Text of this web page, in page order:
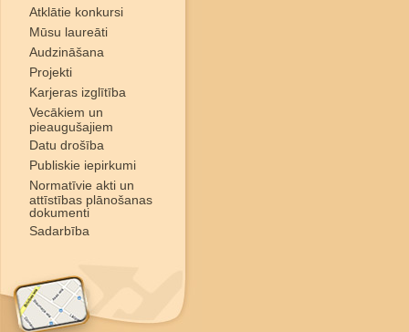
Atklātie konkursi
Mūsu laureāti
Audzināšana
Projekti
Karjeras izglītība
Vecākiem un
pieaugušajiem
Datu drošība
Publiskie iepirkumi
Normatīvie akti un
attīstības plānošanas
dokumenti
Sadarbība